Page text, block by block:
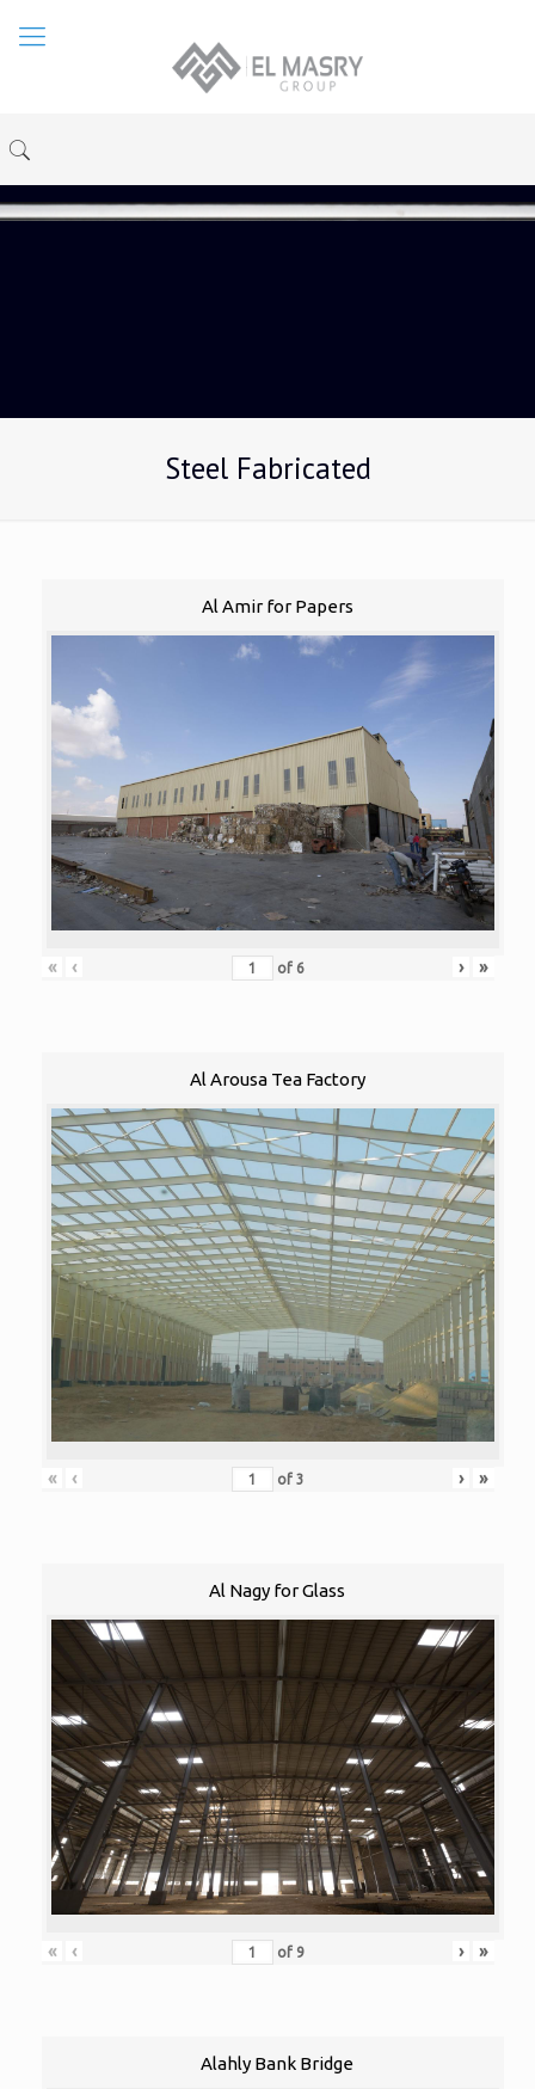
Steel Fabricated
Al Amir for Papers
« ‹ of 6 › »
Al Arousa Tea Factory
« ‹ of 3 › »
Al Nagy for Glass
« ‹ of 9 › »
Alahly Bank Bridge